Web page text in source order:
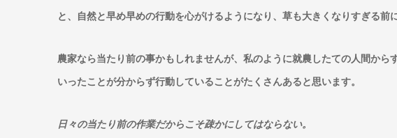
と、自然と早め早めの行動を心がけるようになり、草も大きくなりすぎる前
農家なら当たり前の事かもしれませんが、私のように就農したての人間か
いったことが分からず行動していることがたくさんあると思います。
日々の当たり前の作業だからこそ疎かにしてはならない。